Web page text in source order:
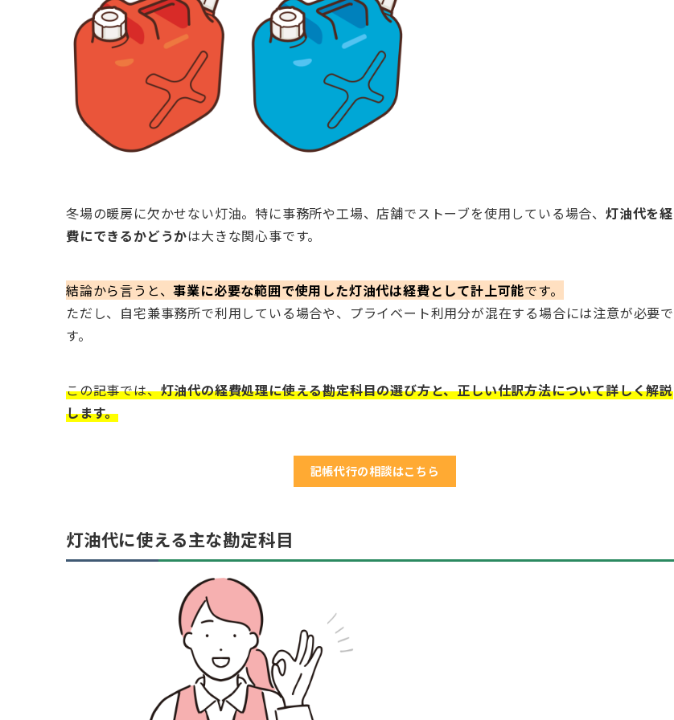
冬場の暖房に欠かせない灯油。特に事務所や工場、店舗でストーブを使用している場合、 灯油代を経
費にできるかどうかは大きな関心事です。
結論から言うと、事業に必要な範囲で使用した灯油代は経費として計上可能です。
ただし、自宅兼事務所で利用している場合や、プライベート利用分が混在する場合には注意が必要で
す。
この記事では、灯油代の経費処理に使える勘定科目の選び方と、正しい仕訳方法について詳しく解説
します。
記帳代行の相談はこちら
灯油代に使える主な勘定科目